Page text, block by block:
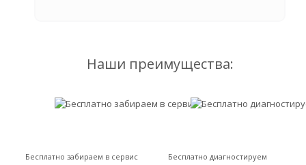
Наши преимущества:
Бесплатно забираем в сервис Бесплатно диагностируем